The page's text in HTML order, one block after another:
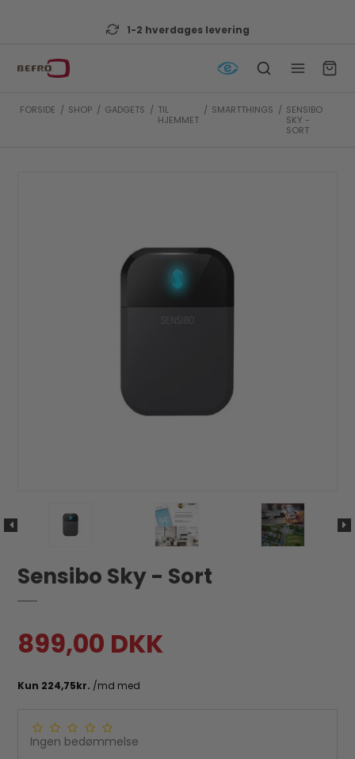
Lav fragt til pakkeshop
FORSIDE / SHOP / GADGETS / TIL
HJEMMET
/ SMARTTHINGS / SENSIBO
SKY -
SORT
Sensibo Sky - Sort
899,00 DKK
Ingen bedømmelse